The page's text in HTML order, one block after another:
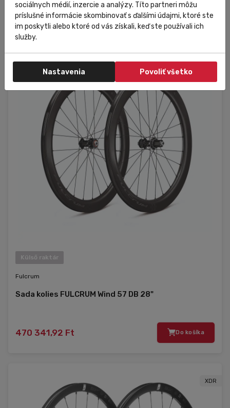
799 886,25 Ft Do košíka
XDR
Külső raktár
Fulcrum
Sada kolies FULCRUM Wind 57 DB 28"
470 341,92 Ft Do košíka
XDR
sociálnych médií, inzercie a analýzy. Títo partneri môžu
príslušné informácie skombinovať s ďalšími údajmi, ktoré ste
im poskytli alebo ktoré od vás získali, keď ste používali ich
služby.
Nastavenia Povoliť všetko